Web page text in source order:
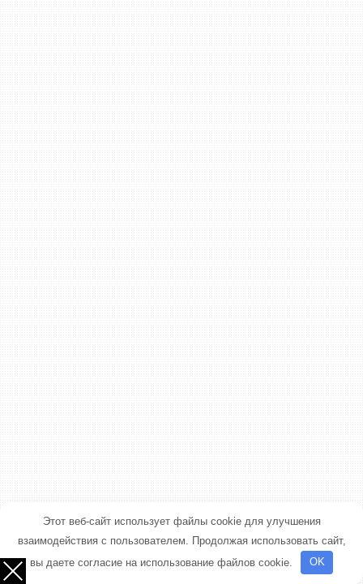
Этот веб-сайт использует файлы cookie для улучшения
взаимодействия с пользователем. Продолжая использовать сайт,
вы даете согласие на использование файлов cookie.
OK